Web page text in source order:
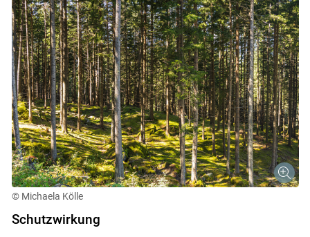
© Michaela Kölle
Schutzwirkung